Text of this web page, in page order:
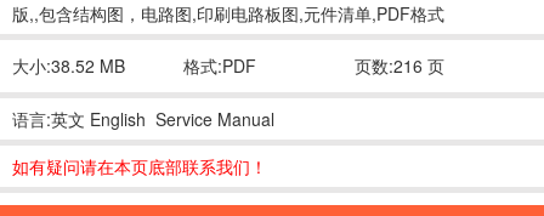
版,,包含结构图，电路图,印刷电路板图,元件清单,PDF格式
大小:38.52 MB 格式:PDF 页数:216 页
语言:英文 English Service Manual
如有疑问请在本页底部联系我们！